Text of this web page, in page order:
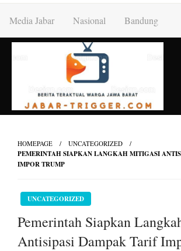
content
Media Jabar Nasional Bandung
HOMEPAGE UNCATEGORIZED
PEMERINTAH SIAPKAN LANGKAH MITIGASI
IMPOR TRUMP
UNCATEGORIZED
Pemerintah Siapkan
Antisipasi Dampak Tarif